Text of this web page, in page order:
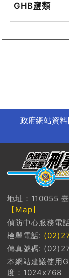
GHB鹽類
政府網站資
地址：110055
【Map】
偵防中心服務電
檢舉電話:
傳真號碼:
本網站建議使用
度：1024x768